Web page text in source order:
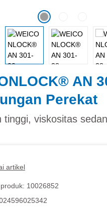
AN
Perekat
tinggi, viskositas
artikel
10026852